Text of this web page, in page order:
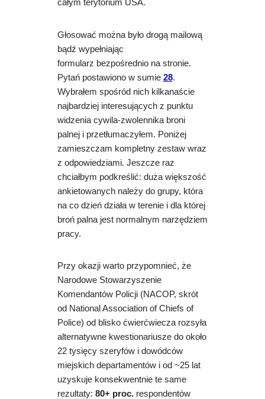
całym terytorium USA.
Głosować można było drogą mailową
bądź wypełniając
formularz bezpośrednio na stronie.
Pytań postawiono w sumie 28.
Wybrałem spośród nich kilkanaście
najbardziej interesujących z punktu
widzenia cywila-zwolennika broni
palnej i przetłumaczyłem. Poniżej
zamieszczam kompletny zestaw wraz
z odpowiedziami. Jeszcze raz
chciałbym podkreślić: duża większość
ankietowanych należy do grupy, która
na co dzień działa w terenie i dla której
broń palna jest normalnym narzędziem
pracy.
Przy okazji warto przypomnieć, że
Narodowe Stowarzyszenie
Komendantów Policji (NACOP, skrót
od National Association of Chiefs of
Police) od blisko ćwierćwiecza rozsyła
alternatywne kwestionariusze do około
22 tysięcy szeryfów i dowódców
miejskich departamentów i od ~25 lat
uzyskuje konsekwentnie te same
rezultaty: 80+ proc.respondentów